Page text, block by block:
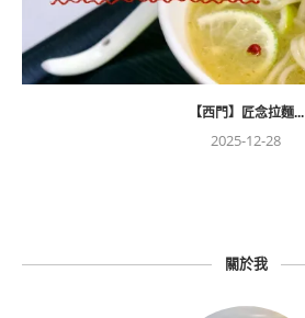
【西門】匠念拉麵...
2025-12-28
關於我